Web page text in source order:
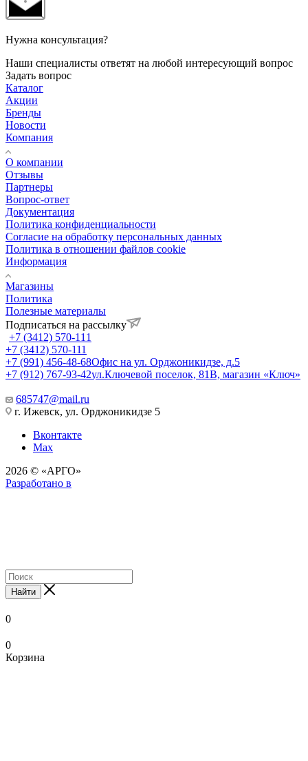
Нужна консультация?
Наши специалисты ответят на любой интересующий вопрос
Задать вопрос
Каталог
Акции
Бренды
Новости
Компания
О компании
Отзывы
Партнеры
Вопрос-ответ
Документация
Политика конфиденциальности
Согласие на обработку персональных данных
Политика в отношении файлов cookie
Информация
Магазины
Политика
Полезные материалы
Подписаться на рассылку
+7 (3412) 570-111
+7 (3412) 570-111
+7 (991) 456-48-68Офис на ул. Орджоникидзе, д.5
+7 (912) 767-93-42ул.Ключевой поселок, 81В, магазин «Ключ»
685747@mail.ru
г. Ижевск, ул. Орджоникидзе 5
Вконтакте
Max
2026 © «АРГО»
Разработано в
Найти
0
0
Корзина